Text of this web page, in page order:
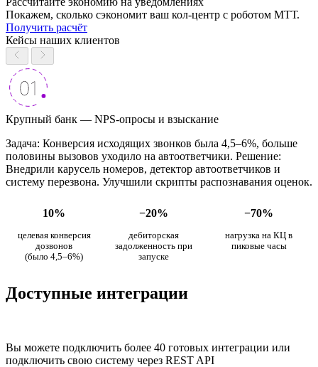
Покажем, сколько сэкономит ваш кол-центр с роботом МТТ.
Получить расчёт
Кейсы наших клиентов
Крупный банк — NPS-опросы и взыскание
Задача: Конверсия исходящих звонков была 4,5–6%, больше
половины вызовов уходило на автоответчики. Решение:
Внедрили карусель номеров, детектор автоответчиков и
систему перезвона. Улучшили скрипты распознавания оценок.
10% −20% −70%
целевая конверсия
дозвонов
(было 4,5–6%)
дебиторская
задолженность при
запуске
нагрузка на КЦ в
пиковые часы
Доступные интеграции
Вы можете подключить более 40 готовых интеграции или
подключить свою систему через REST API